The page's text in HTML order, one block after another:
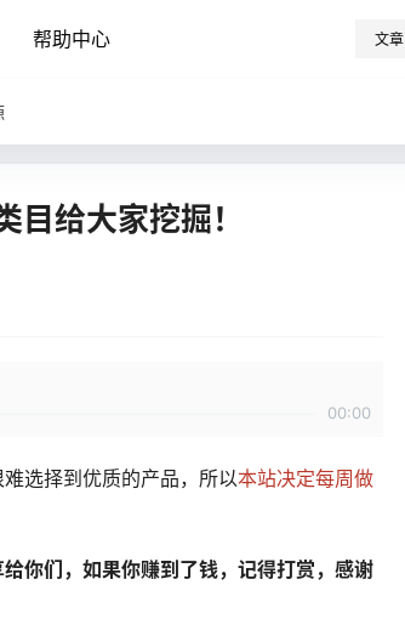
帮助中心 文章
给大家挖掘！
00:00
选择到优质的产品，所以本站决定每周做
你们，如果你赚到了钱，记得打赏，感谢